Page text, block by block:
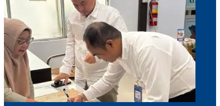
Berita Pilihan
Palembang Targetkan Lebih Banyak Sekolah Raih Predikat
Adiwiyata
Pemkot Palembang Perkuat Daya Saing UMKM Lewat
Seminar Transformasi Digital
Bupati OKUS Terima Audiensi Kepala Samsat, Perkuat
Sinergi Tingkatkan Pendapatan Daerah
© Copyright 2026, All Rights Reserved